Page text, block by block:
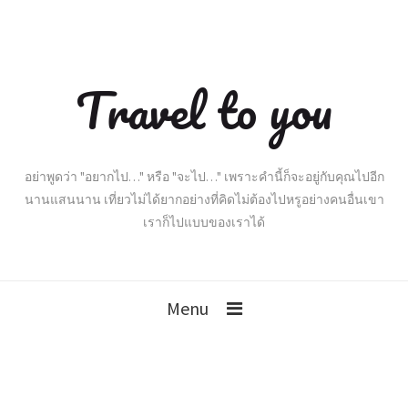
Travel to you
อย่าพูดว่า "อยากไป…" หรือ "จะไป…" เพราะคำนี้ก็จะอยู่กับคุณไปอีก
นานแสนนาน เที่ยวไม่ได้ยากอย่างที่คิดไม่ต้องไปหรูอย่างคนอื่นเขา
เราก็ไปแบบของเราได้
Menu